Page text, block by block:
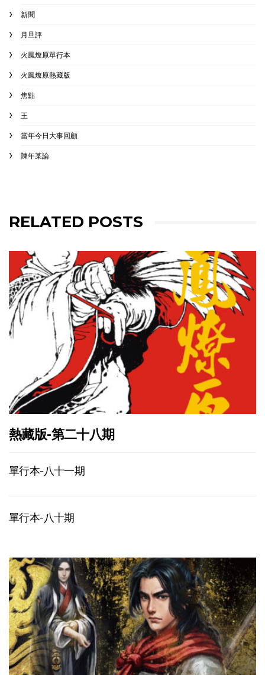
新聞
月旦評
火鳳燎原單行本
火鳳燎原熱藏版
焦點
王
當年今日大事回顧
陳年某論
RELATED POSTS
熱藏版-第二十八期
單行本-八十一期
單行本-八十期